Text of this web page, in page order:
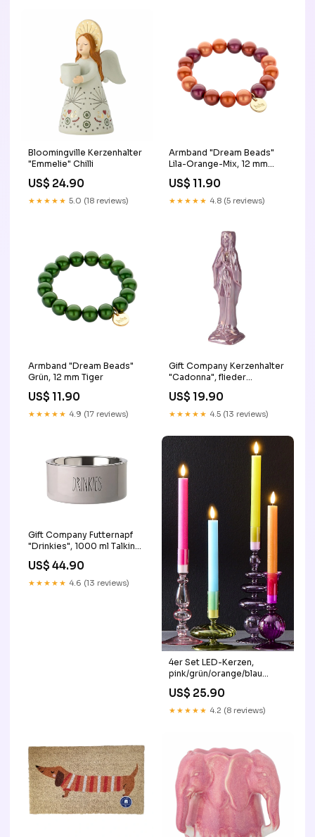
Bloomingville Kerzenhalter
"Emmelie" Chilli
US$ 24.90
★★★★★ 5.0 (18 reviews)
Armband "Dream Beads"
Lila-Orange-Mix, 12 mm
US$ 11.90
★★★★★ 4.8 (5 reviews)
Armband "Dream Beads"
Grün, 12 mm Tiger
US$ 11.90
★★★★★ 4.9 (17 reviews)
Gift Company Kerzenhalter
"Cadonna", flieder
US$ 19.90
★★★★★ 4.5 (13 reviews)
Gift Company Futternapf
"Drinkies", 1000 ml Talking
US$ 44.90
★★★★★ 4.6 (13 reviews)
4er Set LED-Kerzen,
pink/grün/orange/blau
Rainbow
US$ 25.90
★★★★★ 4.2 (8 reviews)